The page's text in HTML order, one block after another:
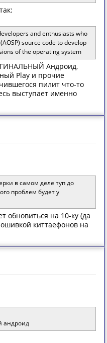
and enthusiasts who
source code to develop
of the operating system
Андроид,
Play и прочие
пилит что-то
выступает именно
в самом деле туп до
проблем будет у
обновиться на 10-ку (да
киттаефонов на
андроид